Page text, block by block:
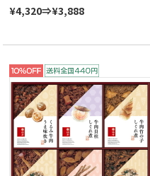
¥4,320⇒¥3,888